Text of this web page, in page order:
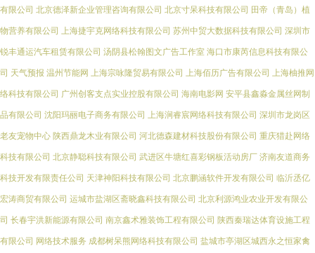
有限公司 北京德泽新企业管理咨询有限公司 北京寸呆科技有限公司 田帝（青岛）植
物营养有限公司 上海捷宇克网络科技有限公司 苏州中贸大数据科技有限公司 深圳市
锐丰通运汽车租赁有限公司 汤阴县松翰图文广告工作室 海口市康芮信息科技有限公
司 天气预报 温州节能网 上海宗咏隆贸易有限公司 上海佰历广告有限公司 上海柚推网
络科技有限公司 广州创客支点实业控股有限公司 海南电影网 安平县鑫淼金属丝网制
品有限公司 沈阳玛丽电子商务有限公司 上海涧睿宸网络科技有限公司 深圳市龙岗区
老友宠物中心 陕西鼎龙木业有限公司 河北德森建材科技股份有限公司 重庆猎赴网络
科技有限公司 北京静聪科技有限公司 武进区牛塘红喜彩钢板活动房厂 济南友道商务
科技开发有限责任公司 天津神阳科技有限公司 北京鹏涵软件开发有限公司 临沂丞亿
宏涛商贸有限公司 运城市盐湖区斋晓鑫科技有限公司 北京利源鸿业农业开发有限公
司 长春宇洪新能源有限公司 南京鑫术雅装饰工程有限公司 陕西秦瑞达体育设施工程
有限公司 网络技术服务 成都树呆熊网络科技有限公司 盐城市亭湖区城西永之恒家禽